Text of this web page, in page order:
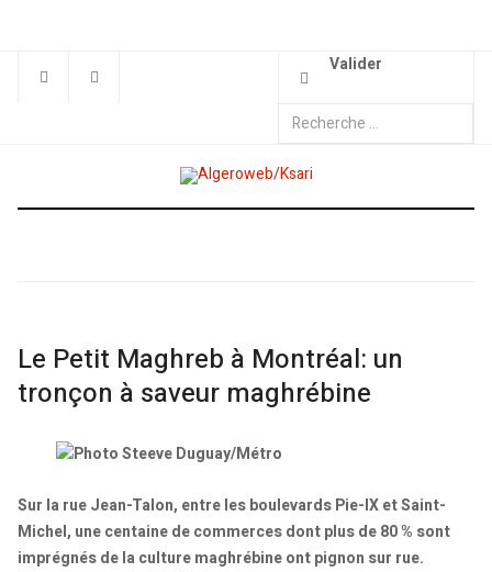
Valider
Le Petit Maghreb à Montréal: un
tronçon à saveur maghrébine
Sur la rue Jean-Talon, entre les boulevards Pie-IX et Saint-
Michel, une centaine de commerces dont plus de 80 % sont
imprégnés de la culture maghrébine ont pignon sur rue.